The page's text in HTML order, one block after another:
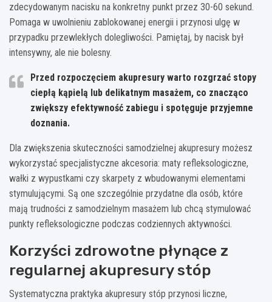
zdecydowanym nacisku na konkretny punkt przez 30-60 sekund.
Pomaga w uwolnieniu zablokowanej energii i przynosi ulgę w
przypadku przewlekłych dolegliwości. Pamiętaj, by nacisk był
intensywny, ale nie bolesny.
Przed rozpoczęciem akupresury warto rozgrzać stopy
ciepłą kąpielą lub delikatnym masażem, co znacząco
zwiększy efektywność zabiegu i spotęguje przyjemne
doznania.
Dla zwiększenia skuteczności samodzielnej akupresury możesz
wykorzystać specjalistyczne akcesoria: maty refleksologiczne,
wałki z wypustkami czy skarpety z wbudowanymi elementami
stymulującymi. Są one szczególnie przydatne dla osób, które
mają trudności z samodzielnym masażem lub chcą stymulować
punkty refleksologiczne podczas codziennych aktywności.
Korzyści zdrowotne płynące z
regularnej akupresury stóp
Systematyczna praktyka akupresury stóp przynosi liczne,